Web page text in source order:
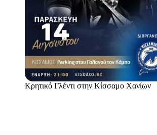
Κρητικό Γλέντι στην Κίσσαμο Χανίων